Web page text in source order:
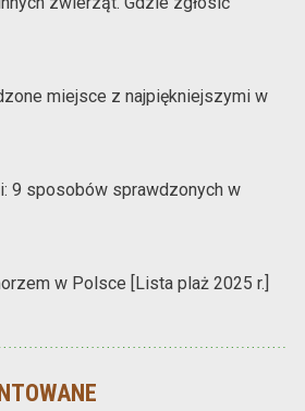
miejsce z najpiękniejszymi w
9 sposobów sprawdzonych w
w Polsce [Lista plaż 2025 r.]